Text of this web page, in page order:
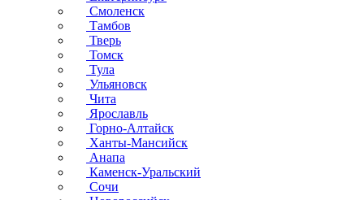
Смоленск
Тамбов
Тверь
Томск
Тула
Ульяновск
Чита
Ярославль
Горно-Алтайск
Ханты-Мансийск
Анапа
Каменск-Уральский
Сочи